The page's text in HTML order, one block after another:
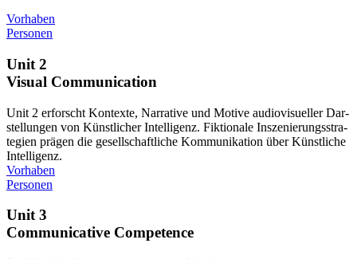
Vor­ha­ben
Per­so­nen
Unit 2
Visual Communication
Unit 2 erforscht Kon­tex­te, Nar­ra­ti­ve und Moti­ve audio­vi­su­el­ler Dar­
stel­lun­gen von Künst­li­cher Intel­li­genz. Fik­tio­na­le Insze­nie­rungs­stra­
te­gien prä­gen die gesell­schaft­li­che Kom­mu­ni­ka­ti­on über Künst­li­che
Intelligenz.
Vor­ha­ben
Per­so­nen
Unit 3
Communicative Competence